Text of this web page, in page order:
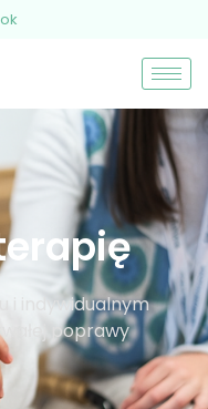
i indywidualnym
poprawy